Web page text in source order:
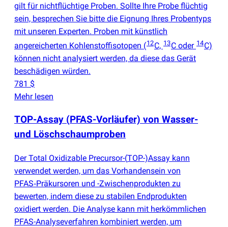
gilt für nichtflüchtige Proben. Sollte Ihre Probe flüchtig
sein, besprechen Sie bitte die Eignung Ihres Probentyps
mit unseren Experten. Proben mit künstlich
angereicherten Kohlenstoffisotopen (12C, 13C oder 14C)
können nicht analysiert werden, da diese das Gerät
beschädigen würden.
781 $
Mehr lesen
TOP-Assay (PFAS-Vorläufer) von Wasser-
und Löschschaumproben
Der Total Oxidizable Precursor-(TOP-)Assay kann
verwendet werden, um das Vorhandensein von
PFAS‑Präkursoren und -Zwischenprodukten zu
bewerten, indem diese zu stabilen Endprodukten
oxidiert werden. Die Analyse kann mit herkömmlichen
PFAS-Analyseverfahren kombiniert werden, um